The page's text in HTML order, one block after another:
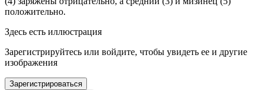
положительно.
Здесь есть иллюстрация
Зарегистрируйтесь или войдите, чтобы увидеть ее и другие
изображения
Зарегистрироваться